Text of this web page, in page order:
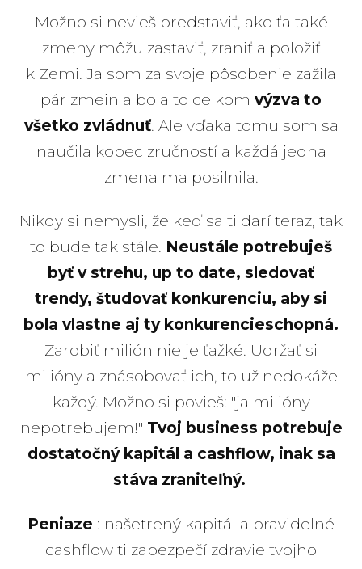
Možno si nevieš predstaviť, ako ťa také
zmeny môžu zastaviť, zraniť a položiť
k Zemi. Ja som za svoje pôsobenie zažila
pár zmein a bola to celkom výzva to
všetko zvládnuť. Ale vďaka tomu som sa
naučila kopec zručností a každá jedna
zmena ma posilnila.
Nikdy si nemysli, že keď sa ti darí teraz, tak
to bude tak stále. Neustále potrebuješ
byť v strehu, up to date, sledovať
trendy, študovať konkurenciu, aby si
bola vlastne aj ty konkurencieschopná.
Zarobiť milión nie je ťažké. Udržať si
milióny a znásobovať ich, to už nedokáže
každý. Možno si povieš: "ja milióny
nepotrebujem!" Tvoj business potrebuje
dostatočný kapitál a cashflow, inak sa
stáva zraniteľný.
Peniaze : našetrený kapitál a pravidelné
cashflow ti zabezpečí zdravie tvojho